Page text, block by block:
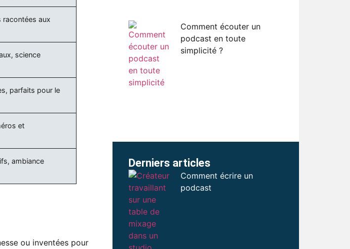
racontées aux
science
parfaits pour le
et
ambiance
ou inventées pour
Comment écouter un
podcast en toute
simplicité ?
Derniers articles
Comment écrire un
podcast